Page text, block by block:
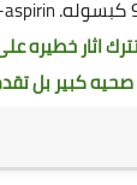
تترك اثار